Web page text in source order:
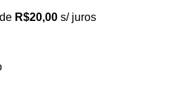
R$20,00 s/ juros